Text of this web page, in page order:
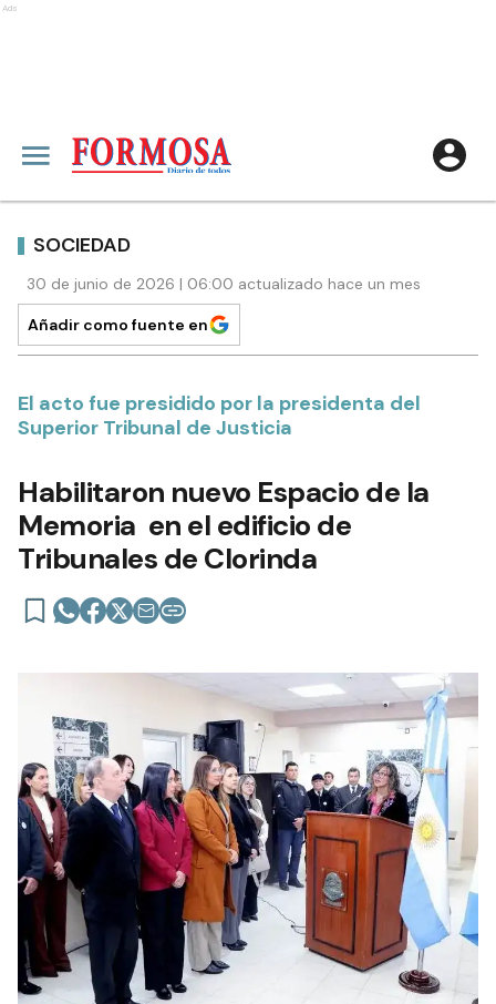
Ads
SOCIEDAD
30 de junio de 2026 | 06:00 actualizado hace un mes
Añadir como fuente en
El acto fue presidido por la presidenta del
Superior Tribunal de Justicia
Habilitaron nuevo Espacio de la
Memoria en el edificio de
Tribunales de Clorinda